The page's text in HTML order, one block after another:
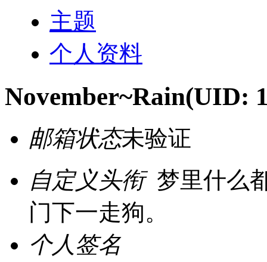
主题
个人资料
November~Rain(UID:
邮箱状态未验证
自定义头衔 梦里什么
门下一走狗。
个人签名